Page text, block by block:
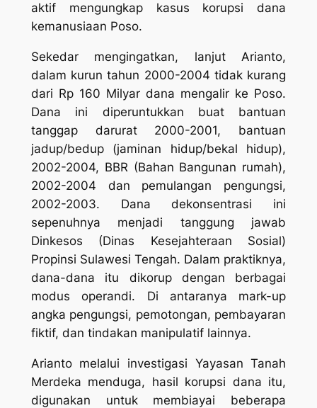
aktif mengungkap kasus korupsi dana
kemanusiaan Poso.
Sekedar mengingatkan, lanjut Arianto,
dalam kurun tahun 2000-2004 tidak kurang
dari Rp 160 Milyar dana mengalir ke Poso.
Dana ini diperuntukkan buat bantuan
tanggap darurat 2000-2001, bantuan
jadup/bedup (jaminan hidup/bekal hidup),
2002-2004, BBR (Bahan Bangunan rumah),
2002-2004 dan pemulangan pengungsi,
2002-2003. Dana dekonsentrasi ini
sepenuhnya menjadi tanggung jawab
Dinkesos (Dinas Kesejahteraan Sosial)
Propinsi Sulawesi Tengah. Dalam praktiknya,
dana-dana itu dikorup dengan berbagai
modus operandi. Di antaranya mark-up
angka pengungsi, pemotongan, pembayaran
fiktif, dan tindakan manipulatif lainnya.
Arianto melalui investigasi Yayasan Tanah
Merdeka menduga, hasil korupsi dana itu,
digunakan untuk membiayai beberapa